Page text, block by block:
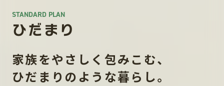
STANDARD PLAN
ひだまり
家族をやさしく包みこむ、
ひだまりのような暮らし。